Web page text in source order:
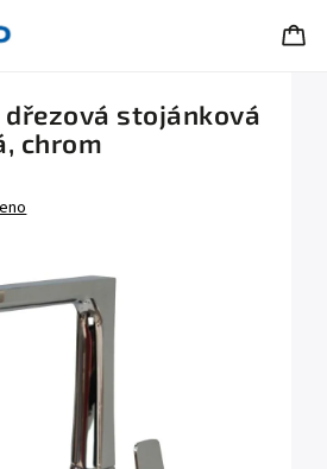
dřezová stojánková
chrom